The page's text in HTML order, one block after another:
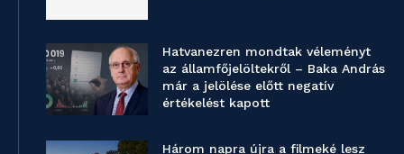
Hatvanezren mondtak véleményt
az államfőjelöltekről – Baka András
már a jelölése előtt negatív
értékelést kapott
Három napra újra a filmeké lesz